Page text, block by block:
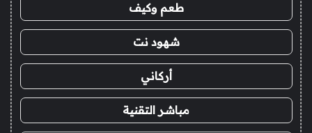
طعم وكيف
شهود نت
أركاني
مباشر التقنية